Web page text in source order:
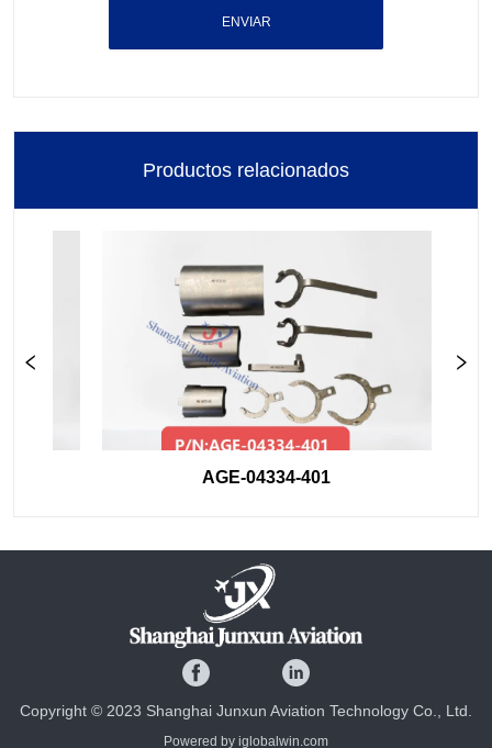
ENVIAR
Productos relacionados
AGE-04334-401
Copyright © 2023 Shanghai Junxun Aviation Technology Co., Ltd.
Powered by iglobalwin.com